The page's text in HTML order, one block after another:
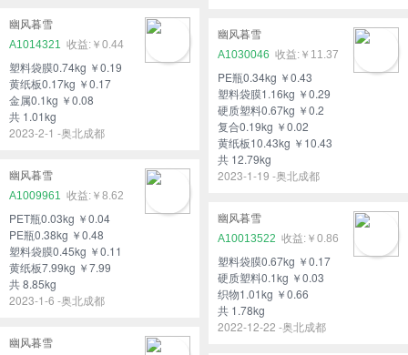
幽风暮雪
A1014321
￥0.44
塑料袋膜0.74kg ￥0.19
黄纸板0.17kg ￥0.17
金属0.1kg ￥0.08
共 1.01kg
2023-2-1 -奥北成都
幽风暮雪
A1030046
￥11.37
PE瓶0.34kg ￥0.43
塑料袋膜1.16kg ￥0.29
硬质塑料0.67kg ￥0.2
复合0.19kg ￥0.02
黄纸板10.43kg ￥10.43
共 12.79kg
2023-1-19 -奥北成都
幽风暮雪
A1009961
￥8.62
PET瓶0.03kg ￥0.04
PE瓶0.38kg ￥0.48
塑料袋膜0.45kg ￥0.11
黄纸板7.99kg ￥7.99
共 8.85kg
2023-1-6 -奥北成都
幽风暮雪
A10013522
￥0.86
塑料袋膜0.67kg ￥0.17
硬质塑料0.1kg ￥0.03
织物1.01kg ￥0.66
共 1.78kg
2022-12-22 -奥北成都
幽风暮雪